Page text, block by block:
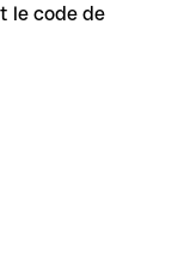
le code de